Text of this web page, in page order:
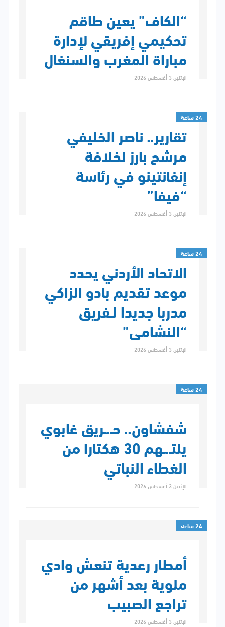
“الكاف” يعين طاقم
تحكيمي إفريقي لإدارة
مباراة المغرب والسنغال
الإثنين 3 أغسطس 2026
24 ساعة
تقارير.. ناصر الخليفي
مرشح بارز لخلافة
إنفانتينو في رئاسة
“فيفا”
الإثنين 3 أغسطس 2026
24 ساعة
الاتحاد الأردني يحدد
موعد تقديم بادو الزاكي
مدربا جديدا لـفريق
“النشامى”
الإثنين 3 أغسطس 2026
24 ساعة
شفشاون.. حـ.ـريق غابوي
يلتـ.ـهم 30 هكتارا من
الغطاء النباتي
الإثنين 3 أغسطس 2026
24 ساعة
أمطار رعدية تنعش وادي
ملوية بعد أشهر من
تراجع الصبيب
الإثنين 3 أغسطس 2026